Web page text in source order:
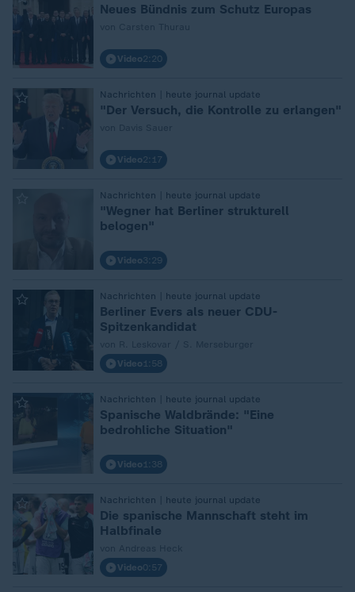
Neues Bündnis zum Schutz Europas
Video2:20
Nachrichten | heute journal update
"Der Versuch, die Kontrolle zu erlangen"
Video2:17
Nachrichten | heute journal update
"Wegner hat Berliner strukturell
belogen"
Video3:29
Nachrichten | heute journal update
Berliner Evers als neuer CDU-
Spitzenkandidat
Video 1:58
Nachrichten | heute journal update
Spanische Waldbrände: "Eine
bedrohliche Situation"
Video 1:38
Nachrichten | heute journal update
Die spanische Mannschaft steht im
Halbfinale
Video0:57